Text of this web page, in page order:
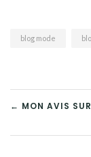
pantalon de
blog mode
DE
← MON AVIS